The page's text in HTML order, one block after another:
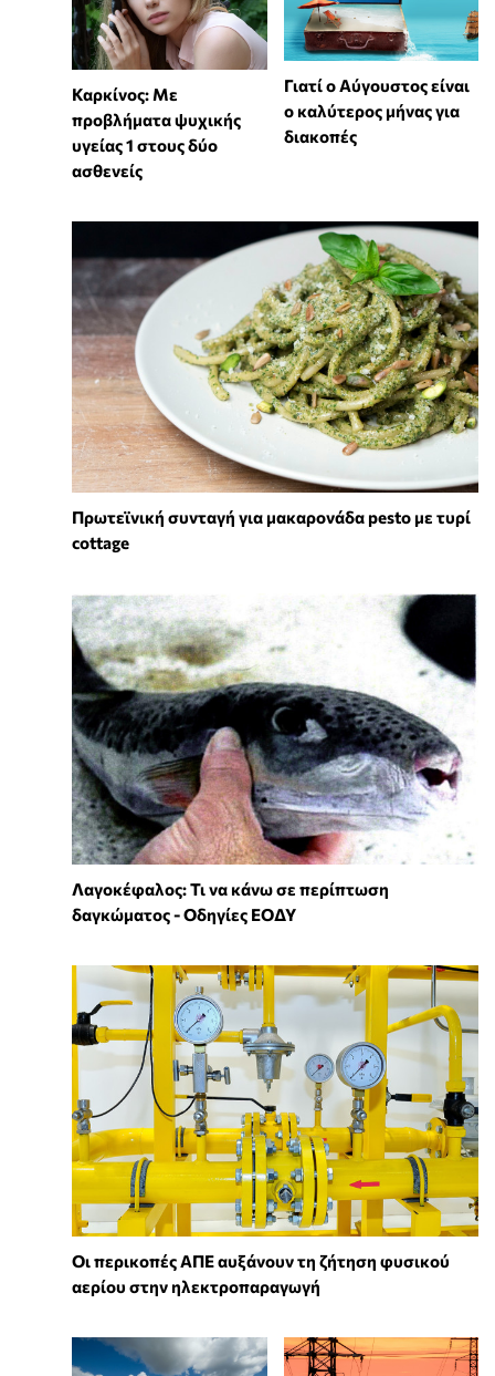
Καρκίνος: Με
προβλήματα ψυχικής
υγείας 1 στους δύο
ασθενείς
Γιατί ο Αύγουστος είναι
ο καλύτερος μήνας για
διακοπές
Πρωτεϊνική συνταγή για μακαρονάδα pesto με τυρί
cottage
Λαγοκέφαλος: Τι να κάνω σε περίπτωση
δαγκώματος - Οδηγίες ΕΟΔΥ
Οι περικοπές ΑΠΕ αυξάνουν τη ζήτηση φυσικού
αερίου στην ηλεκτροπαραγωγή